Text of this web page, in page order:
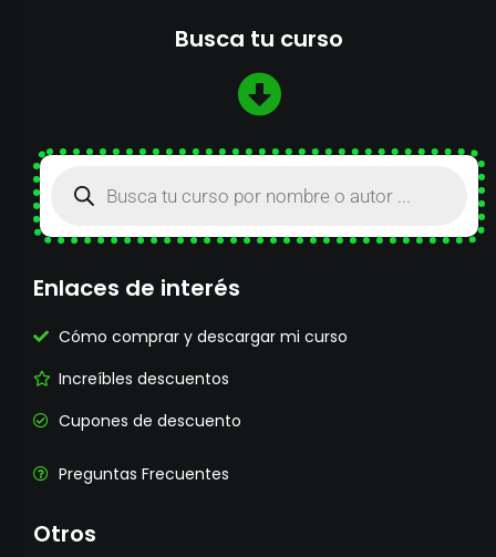
Busca tu curso
Enlaces de interés
Cómo comprar y descargar mi curso
Increíbles descuentos
Cupones de descuento
Preguntas Frecuentes
Otros